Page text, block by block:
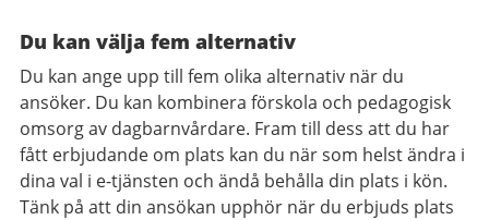
Du kan välja fem alternativ
Du kan ange upp till fem olika alternativ när du
ansöker. Du kan kombinera förskola och pedagogisk
omsorg av dagbarnvårdare. Fram till dess att du har
fått erbjudande om plats kan du när som helst ändra i
dina val i e-tjänsten och ändå behålla din plats i kön.
Tänk på att din ansökan upphör när du erbjuds plats